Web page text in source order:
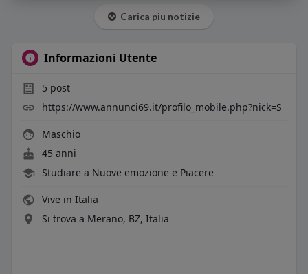
Carica piu notizie
Informazioni Utente
5 post
https://www.annunci69.it/profilo_mobile.php?nick=S
Maschio
45 anni
Studiare a Nuove emozione e Piacere
Vive in Italia
Si trova a Merano, BZ, Italia